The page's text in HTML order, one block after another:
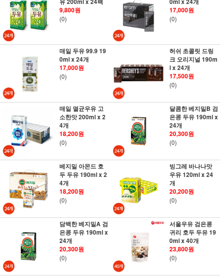
9,800원
(0)
17,000원
(0)
매일 두유 99.9 19
0ml x 24개
17,000원
(0)
허쉬 초콜릿 드링
크 오리지널 190m
l x 24개
17,500원
(0)
매일 멸균우유 고
소한맛 200ml x 2
4개
18,200원
(0)
달콤한 베지밀B 검
은콩 두유 190ml x
24개
20,300원
(0)
베지밀 아몬드 호
두 두유 190ml x 2
4개
18,200원
(0)
빙그레 바나나맛
우유 120ml x 24
개
20,200원
(0)
담백한 베지밀A 검
은콩 두유 190ml x
24개
20,300원
(0)
서울우유 검은콩
귀리 호두 두유 19
0ml x 40개
23,800원
(0)